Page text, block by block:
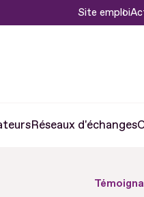
Site emploi
Réseaux d'échanges